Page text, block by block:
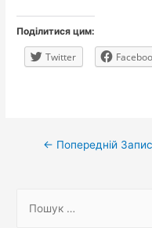
Поділитися цим:
Twitter
Навігація
← Попередній Запис